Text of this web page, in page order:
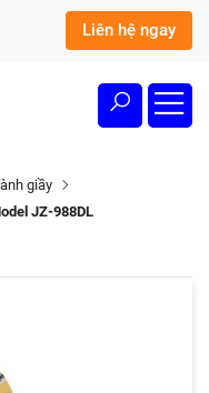
Liên hệ ngay
giầy
JZ-988DL